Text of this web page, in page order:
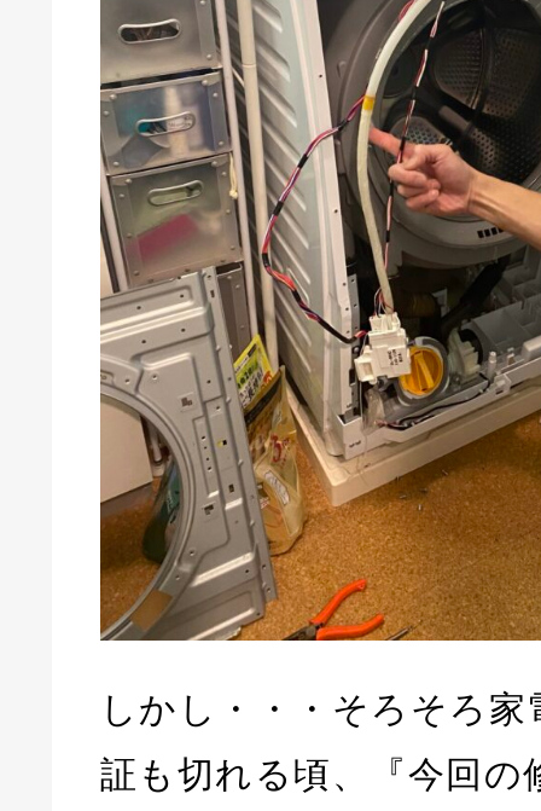
しかし・・・そろそろ
証も切れる頃、『今回の